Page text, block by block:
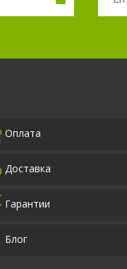
Оплата
Доставка
Гарантии
Блог